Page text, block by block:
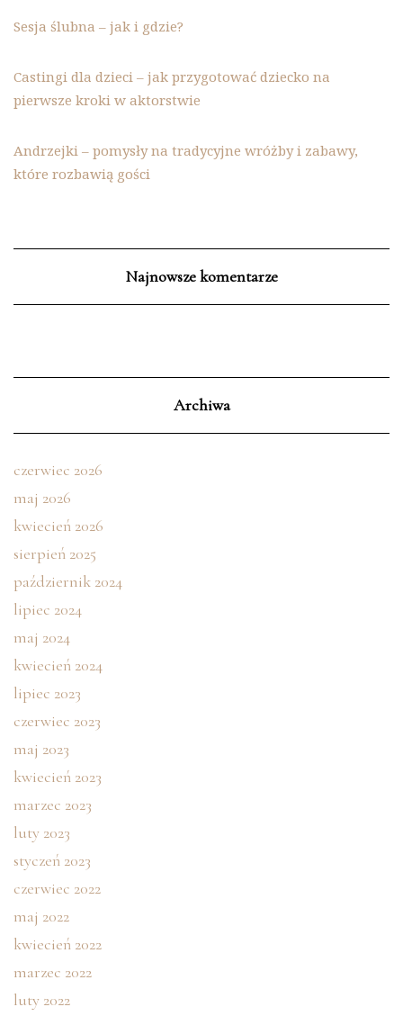
Sesja ślubna – jak i gdzie?
Castingi dla dzieci – jak przygotować dziecko na
pierwsze kroki w aktorstwie
Andrzejki – pomysły na tradycyjne wróżby i zabawy,
które rozbawią gości
Najnowsze komentarze
Archiwa
czerwiec 2026
maj 2026
kwiecień 2026
sierpień 2025
październik 2024
lipiec 2024
maj 2024
kwiecień 2024
lipiec 2023
czerwiec 2023
maj 2023
kwiecień 2023
marzec 2023
luty 2023
styczeń 2023
czerwiec 2022
maj 2022
kwiecień 2022
marzec 2022
luty 2022